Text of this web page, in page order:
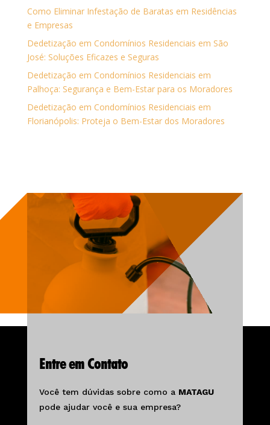
Como Eliminar Infestação de Baratas em Residências
e Empresas
Dedetização em Condomínios Residenciais em São
José: Soluções Eficazes e Seguras
Dedetização em Condomínios Residenciais em
Palhoça: Segurança e Bem-Estar para os Moradores
Dedetização em Condomínios Residenciais em
Florianópolis: Proteja o Bem-Estar dos Moradores
Entre em Contato
Você tem dúvidas sobre como a MATAGU
pode ajudar você e sua empresa?